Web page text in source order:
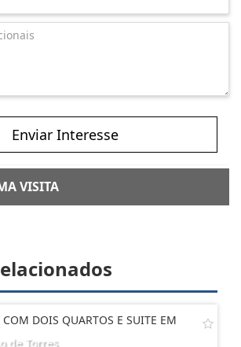
Enviar Interesse
VISITA
DOIS QUARTOS E SUITE EM
de Torres